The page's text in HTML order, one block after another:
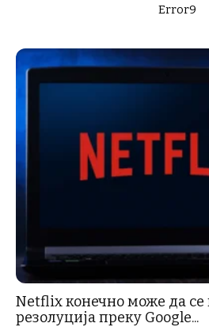
Error9
Netflix конечно може да се
резолуција преку Google...